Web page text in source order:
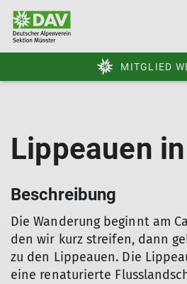
MITGLIED
Lippeauen
Beschreibung
Die Wanderung beginnt am
den wir kurz streifen, dann
zu den Lippeauen. Die
eine renaturierte